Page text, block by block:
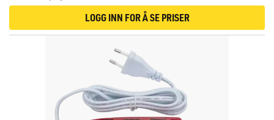
LOGG INN FOR Å SE PRISER